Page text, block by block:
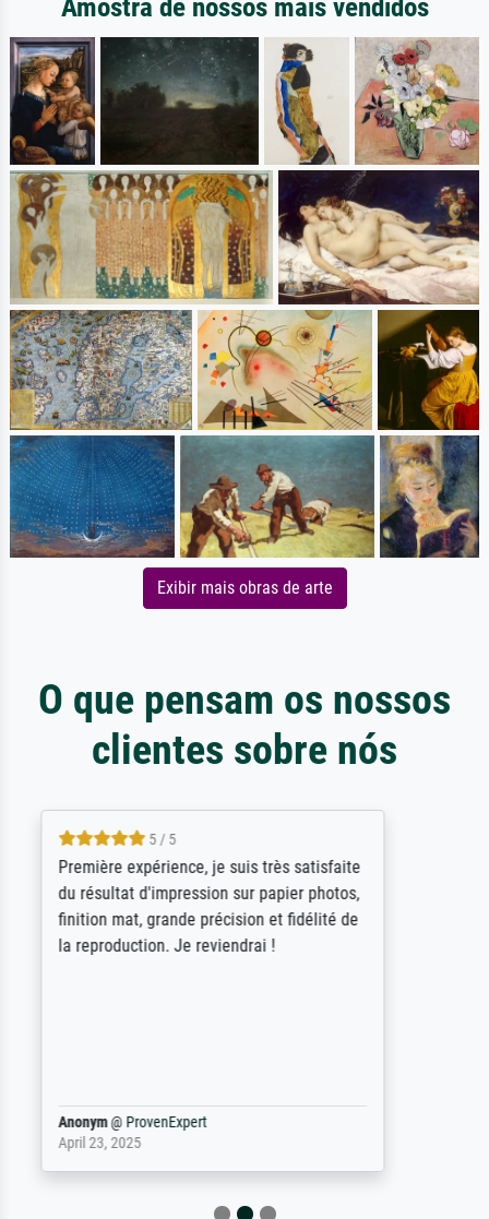
Amostra de nossos mais vendidos
Exibir mais obras de arte
O que pensam os nossos
clientes sobre nós
ik beoordeel Meisterdrucke zeer positief.
Door de 69505 beschikbare kunstenaars
scrollen is echter onbegonnen werk (na
stoppen begint het weer van voor af aan).
philip @ProvenExpert
September 23, 2025